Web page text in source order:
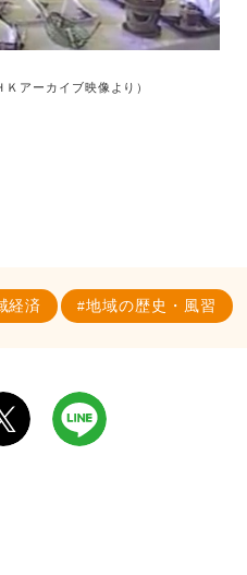
アーカイブ映像より）
経済 地域の歴史・風習